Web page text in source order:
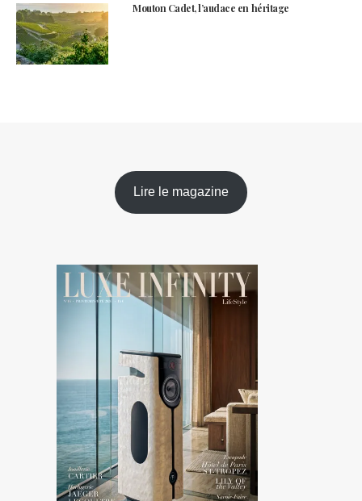
Mouton Cadet, l’audace en héritage
Lire le magazine